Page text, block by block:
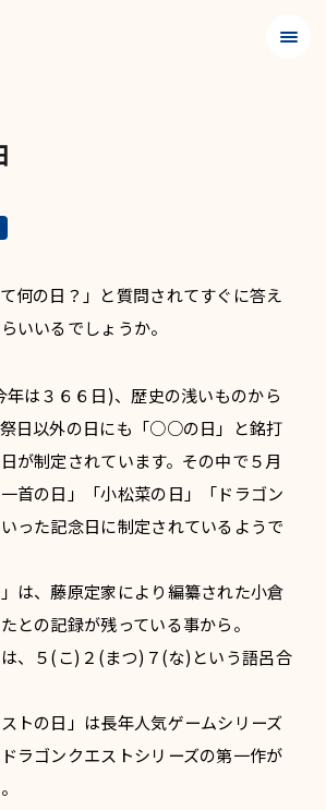
メニ
何の日？」と質問されてすぐに答え
いいるでしょうか。
は３６６日)、歴史の浅いものから
日以外の日にも「○○の日」と銘打
が制定されています。その中で５月
首の日」「小松菜の日」「ドラゴン
った記念日に制定されているようで
は、藤原定家により編纂された小倉
との記録が残っている事から。
、５(こ)２(まつ)７(な)という語呂合
トの日」は長年人気ゲームシリーズ
ラゴンクエストシリーズの第一作が